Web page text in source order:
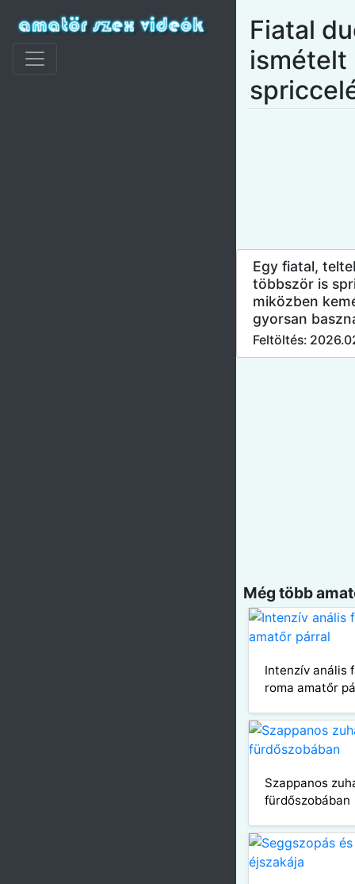
Fiatal
ismételt
Egy fiatal,
többször is
miközben
gyorsan
Feltöltés:
Még több
Intenzív anális
roma amatőr
Szappanos
fürdőszobában